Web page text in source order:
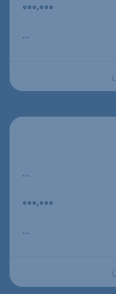
۰۰۰,۰۰۰
...
...
۰۰۰,۰۰۰
...